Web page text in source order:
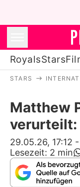
RoyalsStars
STARS
Matthew
verurteilt:
29.05.26, 17:12 -
Lesezeit: 2 min